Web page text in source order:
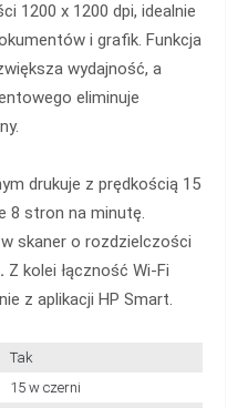
1200 x 1200 dpi, idealnie
i grafik. Funkcja
wydajność, a
eliminuje
drukuje z prędkością 15
8 stron na minutę.
skaner o rozdzielczości
Z kolei łączność Wi-Fi
z aplikacji HP Smart.
Tak
15 w czerni